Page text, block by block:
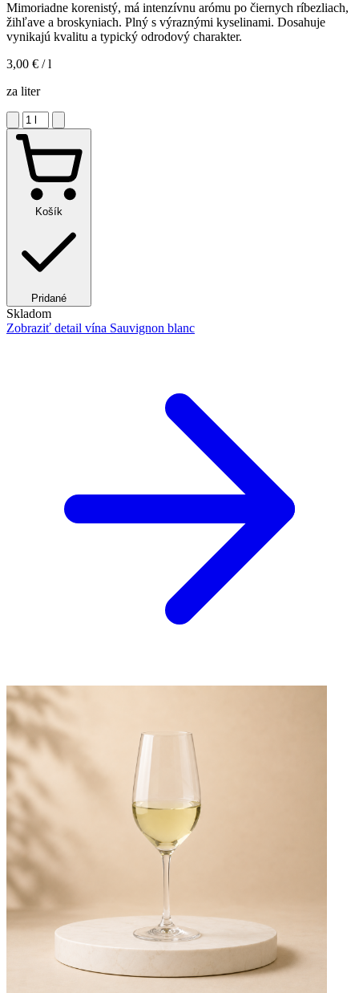
Mimoriadne korenistý, má intenzívnu arómu po čiernych ríbezliach,
žihľave a broskyniach. Plný s výraznými kyselinami. Dosahuje
vynikajú kvalitu a typický odrodový charakter.
3,00 € / l
za liter
Košík
Pridané
Skladom
Zobraziť detail vína Sauvignon blanc